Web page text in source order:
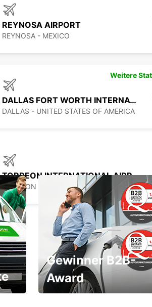
Stadt. Wir freuen uns darauf, Sie bei
in San Antonio willkommen zu heißen!
REYNOSA AIRPORT
REYNOSA - MEXICO
DALLAS FORT WORTH INTERNATIONALER FLUGHAFEN
DALLAS - UNITED STATES OF AMERICA
TORREON INTERNATIONAL AIRPORT
TORREON - MEXICO
Weitere
Gewinner B2B-
Award